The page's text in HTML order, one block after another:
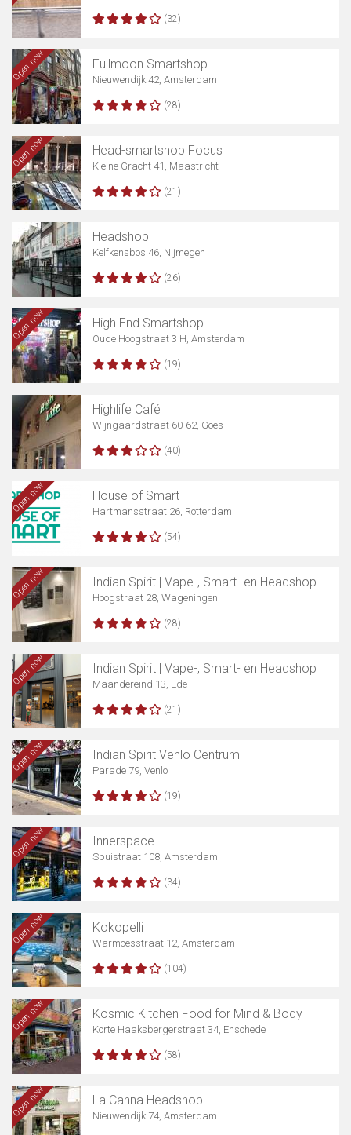
(32)
Open now Fullmoon Smartshop
Nieuwendijk 42, Amsterdam
(28)
Open now Head-smartshop Focus
Kleine Gracht 41, Maastricht
(21)
Headshop
Kelfkensbos 46, Nijmegen
(26)
Open now High End Smartshop
Oude Hoogstraat 3 H, Amsterdam
(19)
Highlife Café
Wijngaardstraat 60-62, Goes
(40)
Open now House of Smart
Hartmansstraat 26, Rotterdam
(54)
Open now Indian Spirit | Vape-, Smart- en Headshop
Hoogstraat 28, Wageningen
(28)
Open now Indian Spirit | Vape-, Smart- en Headshop
Maandereind 13, Ede
(21)
Open now Indian Spirit Venlo Centrum
Parade 79, Venlo
(19)
Open now Innerspace
Spuistraat 108, Amsterdam
(34)
Open now Kokopelli
Warmoesstraat 12, Amsterdam
(104)
Open now Kosmic Kitchen Food for Mind & Body
Korte Haaksbergerstraat 34, Enschede
(58)
Open now La Canna Headshop
Nieuwendijk 74, Amsterdam